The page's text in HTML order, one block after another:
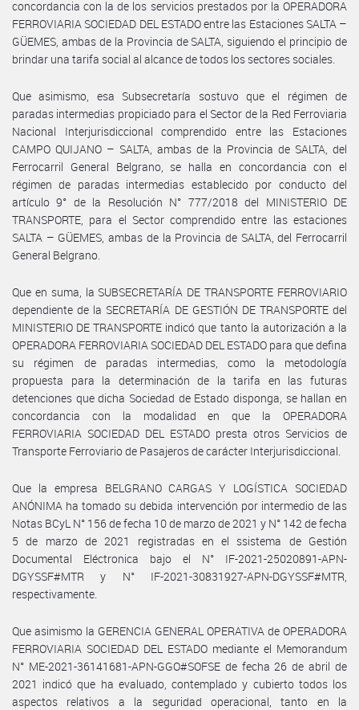
concordancia con la de los servicios prestados por la OPERADORA
FERROVIARIA SOCIEDAD DEL ESTADO entre las Estaciones SALTA –
GÜEMES, ambas de la Provincia de SALTA, siguiendo el principio de
brindar una tarifa social al alcance de todos los sectores sociales.
Que asimismo, esa Subsecretaría sostuvo que el régimen de
paradas intermedias propiciado para el Sector de la Red Ferroviaria
Nacional Interjurisdiccional comprendido entre las Estaciones
CAMPO QUIJANO – SALTA, ambas de la Provincia de SALTA, del
Ferrocarril General Belgrano, se halla en concordancia con el
régimen de paradas intermedias establecido por conducto del
artículo 9° de la Resolución N° 777/2018 del MINISTERIO DE
TRANSPORTE, para el Sector comprendido entre las estaciones
SALTA – GÜEMES, ambas de la Provincia de SALTA, del Ferrocarril
General Belgrano.
Que en suma, la SUBSECRETARÍA DE TRANSPORTE FERROVIARIO
dependiente de la SECRETARÍA DE GESTIÓN DE TRANSPORTE del
MINISTERIO DE TRANSPORTE indicó que tanto la autorización a la
OPERADORA FERROVIARIA SOCIEDAD DEL ESTADO para que defina
su régimen de paradas intermedias, como la metodología
propuesta para la determinación de la tarifa en las futuras
detenciones que dicha Sociedad de Estado disponga, se hallan en
concordancia con la modalidad en que la OPERADORA
FERROVIARIA SOCIEDAD DEL ESTADO presta otros Servicios de
Transporte Ferroviario de Pasajeros de carácter Interjurisdiccional.
Que la empresa BELGRANO CARGAS Y LOGÍSTICA SOCIEDAD
ANÓNIMA ha tomado su debida intervención por intermedio de las
Notas BCyL N° 156 de fecha 10 de marzo de 2021 y N° 142 de fecha
5 de marzo de 2021 registradas en el ssistema de Gestión
Documental Eléctronica bajo el N° IF-2021-25020891-APN-
DGYSSF#MTR y N° IF-2021-30831927-APN-DGYSSF#MTR,
respectivamente.
Que asimismo la GERENCIA GENERAL OPERATIVA de OPERADORA
FERROVIARIA SOCIEDAD DEL ESTADO mediante el Memorandum
N° ME-2021-36141681-APN-GGO#SOFSE de fecha 26 de abril de
2021 indicó que ha evaluado, contemplado y cubierto todos los
aspectos relativos a la seguridad operacional, tanto en la